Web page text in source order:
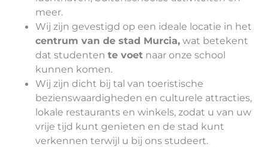
meer.
Wij zijn gevestigd op een ideale locatie in het
centrum van de stad Murcia, wat betekent
dat studentente voet naar onze school
kunnen komen.
Wij zijn dicht bij tal van toeristische
bezienswaardigheden en culturele attracties,
lokale restaurants en winkels, zodat u van uw
vrije tijd kunt genieten en de stad kunt
verkennen terwijl u bij ons studeert.